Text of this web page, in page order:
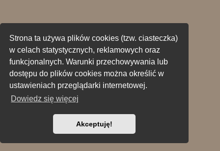
Strona ta używa plików cookies (tzw. ciasteczka)
w celach statystycznych, reklamowych oraz
funkcjonalnych. Warunki przechowywania lub
dostępu do plików cookies można określić w
ustawieniach przeglądarki internetowej.
Dowiedz się więcej
Akceptuję!